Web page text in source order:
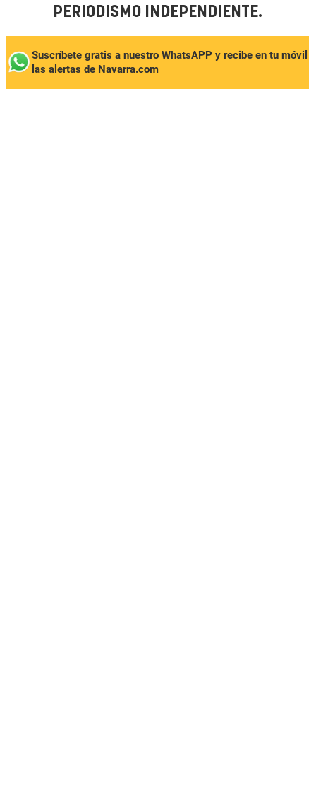
PERIODISMO INDEPENDIENTE.
Suscríbete gratis a nuestro WhatsAPP y recibe en tu móvil
las alertas de Navarra.com